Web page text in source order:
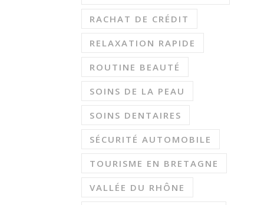
RACHAT DE CRÉDIT
RELAXATION RAPIDE
ROUTINE BEAUTÉ
SOINS DE LA PEAU
SOINS DENTAIRES
SÉCURITÉ AUTOMOBILE
TOURISME EN BRETAGNE
VALLÉE DU RHÔNE